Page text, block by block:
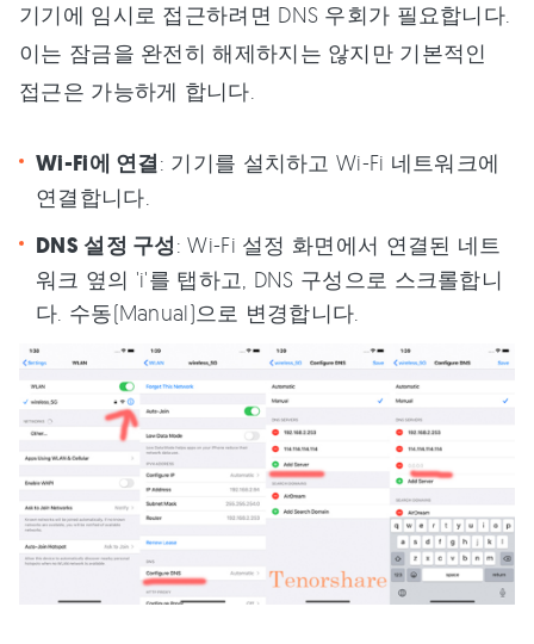
기기에 임시로 접근하려면 DNS 우회가 필요합니다.
이는 잠금을 완전히 해제하지는 않지만 기본적인
접근은 가능하게 합니다.
Wi-Fi에 연결: 기기를 설치하고 Wi-Fi 네트워크에
연결합니다.
DNS 설정 구성: Wi-Fi 설정 화면에서 연결된 네트
워크 옆의 'i'를 탭하고, DNS 구성으로 스크롤합니
다. 수동(Manual)으로 변경합니다.